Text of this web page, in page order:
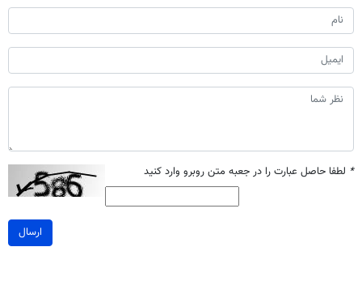
* لطفا حاصل عبارت را در جعبه متن روبرو وارد کنید
ارسال